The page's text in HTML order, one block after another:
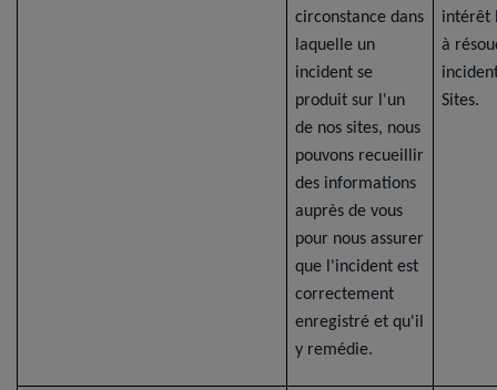
circonstance dans
laquelle un
incident se
produit sur l'un
de nos sites, nous
pouvons recueillir
des informations
auprès de vous
pour nous assurer
que l'incident est
correctement
enregistré et qu'il
y remédie.
intérêt
à
Sites.